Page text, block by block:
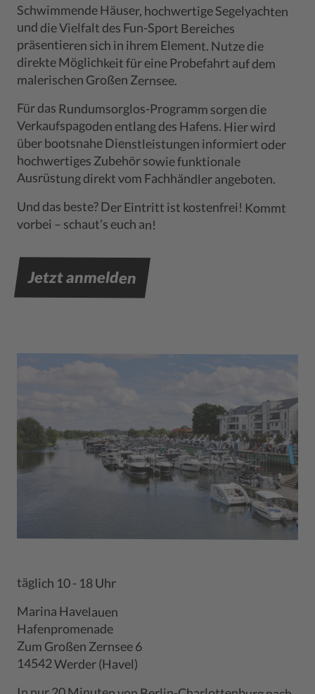
Schwimmende Häuser, hochwertige Segelyachten
und die Vielfalt des Fun-Sport Bereiches
präsentieren sich in ihrem Element. Nutze die
direkte Möglichkeit für eine Probefahrt auf dem
malerischen Großen Zernsee.
Für das Rundumsorglos-Programm sorgen die
Verkaufspagoden entlang des Hafens. Hier wird
über bootsnahe Dienstleistungen informiert oder
hochwertiges Zubehör sowie funktionale
Ausrüstung direkt vom Fachhändler angeboten.
Und das beste? Der Eintritt ist kostenfrei! Kommt
vorbei – schaut’s euch an!
Jetzt anmelden
täglich 10 - 18 Uhr
Marina Havelauen
Hafenpromenade
Zum Großen Zernsee 6
14542 Werder (Havel)